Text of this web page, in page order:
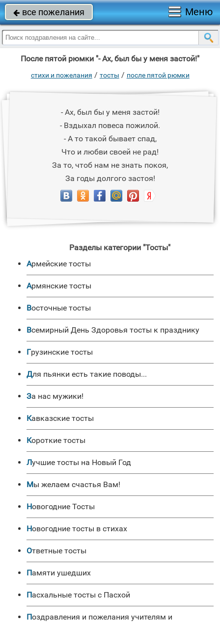
 все пожелания Меню
После пятой рюмки "- Ах, был бы у меня застой!"
стихи и пожелания / тосты / после пятой рюмки
- Ах, был бы у меня застой!
- Вздыхал повеса пожилой.
- А то такой бывает спад,
Что и любви своей не рад!
За то, чтоб нам не знать покоя,
За годы долгого застоя!
Разделы категории "Тосты"
Армейские тосты
Армянские тосты
Восточные тосты
Всемирный День Здоровья тосты к празднику
Грузинские тосты
Для пьянки есть такие поводы...
За нас мужики!
Кавказские тосты
Короткие тосты
Лучшие тосты на Новый Год
Мы желаем счастья Вам!
Новогодние Тосты
Новогодние тосты в стихах
Ответные тосты
Памяти ушедших
Пасхальные тосты с Пасхой
Поздравления и пожелания учителям и